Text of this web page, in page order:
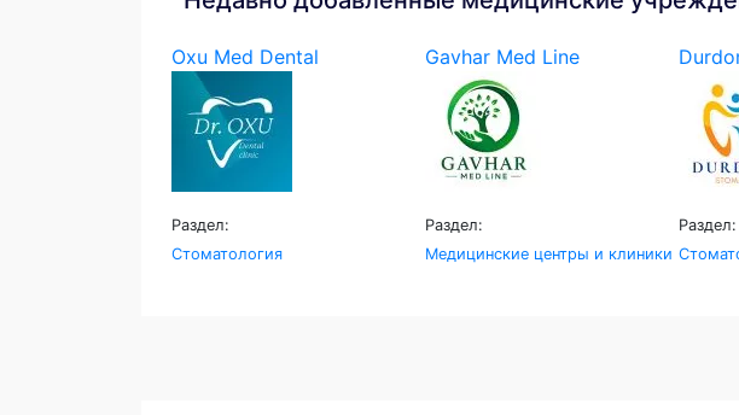
Oxu Med Dental
Раздел:
Стоматология
Gavhar Med Line
Раздел:
Медицинские центры и клиники
Раздел: